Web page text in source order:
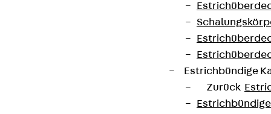
Estrichbündige
Zurück